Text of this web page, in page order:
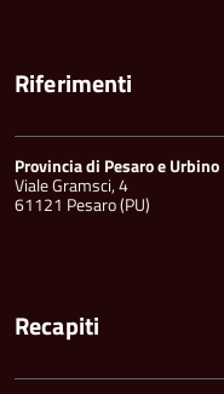
Riferimenti
Provincia di Pesaro e Urbino
Viale Gramsci, 4
61121 Pesaro (PU)
Recapiti